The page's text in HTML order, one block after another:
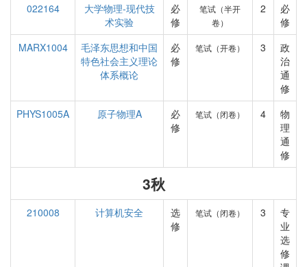
022164
大学物理-现代技
术实验
必
修
笔试（半开
卷）
2
必
修
MARX1004
毛泽东思想和中国
特色社会主义理论
体系概论
必
修
笔试（开卷） 3
政
治
通
修
PHYS1005A
原子物理A
必
修
笔试（闭卷） 4
物
理
通
修
3秋
210008 计算机安全
选
修
笔试（闭卷） 3
专
业
选
修